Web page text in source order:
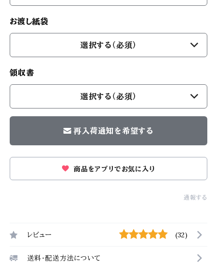
お渡し紙袋
選択する（必須）
領収書
選択する（必須）
再入荷通知を希望する
商品をアプリでお気に入り
通報する
レビュー (32)
送料・配送方法について